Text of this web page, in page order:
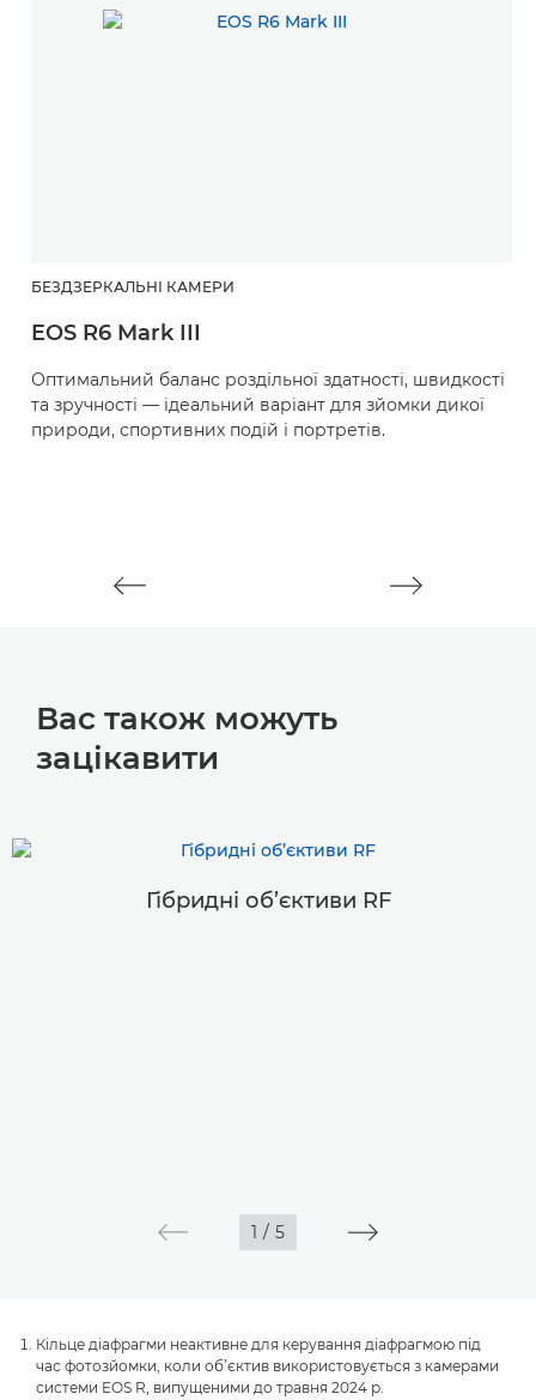
БЕЗДЗЕРКАЛЬНІ КАМЕРИ
EOS R6 Mark III
Оптимальний баланс роздільної здатності, швидкості
та зручності — ідеальний варіант для зйомки дикої
природи, спортивних подій і портретів.
Вас також можуть
зацікавити
Гібридні об’єктиви RF
1 / 5
Кільце діафрагми неактивне для керування діафрагмою під
час фотозйомки, коли об’єктив використовується з камерами
системи EOS R, випущеними до травня 2024 р.